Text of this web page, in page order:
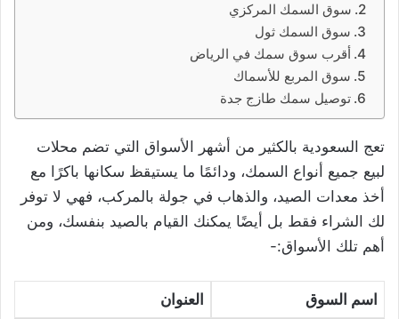
سوق السمك المركزي
سوق السمك ثول
أقرب سوق سمك في الرياض
سوق المربع للأسماك
توصيل سمك طازج جدة
تعج السعودية بالكثير من أشهر الأسواق التي تضم محلات
لبيع جميع أنواع السمك، ودائمًا ما يستيقظ سكانها باكرًا مع
أخذ معدات الصيد، والذهاب في جولة بالمركب، فهي لا توفر
لك الشراء فقط بل أيضًا يمكنك القيام بالصيد بنفسك، ومن
أهم تلك الأسواق:-
اسم السوق العنوان